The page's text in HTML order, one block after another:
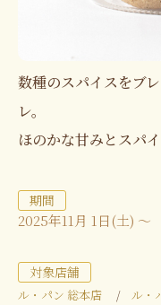
数種のスパイスをブ
レ。
ほのかな甘みとスパ
期間
2025年11月 1日(土) ～
対象店舗
ル・パン 総本店 ル・